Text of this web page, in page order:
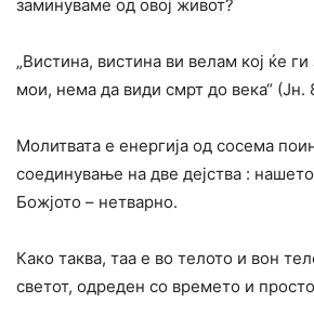
заминуваме од овој живот?
„Вистина, вистина ви велам кој ќе
мои, нема да види смрт до века“ (Јн.
Молитвата е енергија од сосема
соединување на две дејства :
Божјото – нетварно.
Како таква, таа е во телото и вон
светот, одреден со времето и